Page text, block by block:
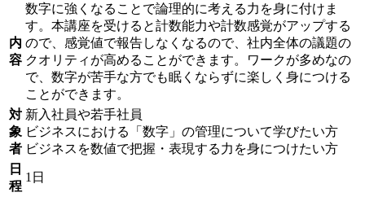
内
容
数字に強くなることで論理的に考える力を身に付けま
す。本講座を受けると計数能力や計数感覚がアップする
ので、感覚値で報告しなくなるので、社内全体の議題の
クオリティが高めることができます。ワークが多めなの
で、数字が苦手な方でも眠くならずに楽しく身につける
ことができます。
対
象
者
新入社員や若手社員
ビジネスにおける「数字」の管理について学びたい方
ビジネスを数値で把握・表現する力を身につけたい方
日
程
1日